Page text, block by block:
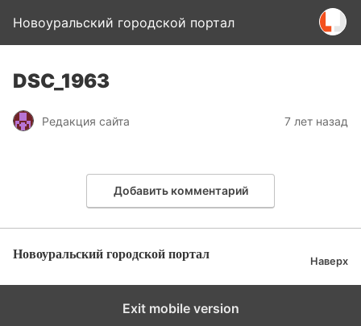
Новоуральский городской портал
DSC_1963
Редакция сайта 7 лет назад
Добавить комментарий
Новоуральский городской портал Наверх
Exit mobile version